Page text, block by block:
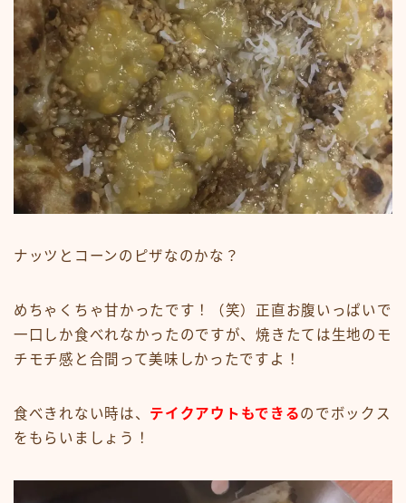
ナッツとコーンのピザなのかな？
めちゃくちゃ甘かったです！（笑）正直お腹いっぱいで
一口しか食べれなかったのですが、焼きたては生地のモ
チモチ感と合間って美味しかったですよ！
食べきれない時は、 テイクアウトもできるのでボックス
をもらいましょう！